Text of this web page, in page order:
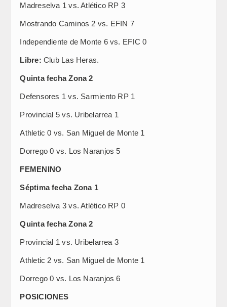
Madreselva 1 vs. Atlético RP 3
Mostrando Caminos 2 vs. EFIN 7
Independiente de Monte 6 vs. EFIC 0
Libre: Club Las Heras.
Quinta fecha Zona 2
Defensores 1 vs. Sarmiento RP 1
Provincial 5 vs. Uribelarrea 1
Athletic 0 vs. San Miguel de Monte 1
Dorrego 0 vs. Los Naranjos 5
FEMENINO
Séptima fecha Zona 1
Madreselva 3 vs. Atlético RP 0
Quinta fecha Zona 2
Provincial 1 vs. Uribelarrea 3
Athletic 2 vs. San Miguel de Monte 1
Dorrego 0 vs. Los Naranjos 6
POSICIONES